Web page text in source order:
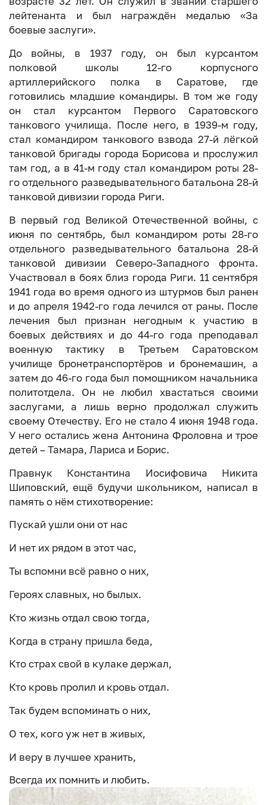
лейтенанта и был награждён медалью «За
боевые заслуги».
До войны, в 1937 году, он был курсантом
полковой школы 12-го корпусного
артиллерийского полка в Саратове, где
готовились младшие командиры. В том же году
он стал курсантом Первого Саратовского
танкового училища. После него, в 1939-м году,
стал командиром танкового взвода 27-й лёгкой
танковой бригады города Борисова и прослужил
там год, а в 41-м году стал командиром роты 28-
го отдельного разведывательного батальона 28-й
танковой дивизии города Риги.
В первый год Великой Отечественной войны, с
июня по сентябрь, был командиром роты 28-го
отдельного разведывательного батальона 28-й
танковой дивизии Северо-Западного фронта.
Участвовал в боях близ города Риги. 11 сентября
1941 года во время одного из штурмов был ранен
и до апреля 1942-го года лечился от раны. После
лечения был признан негодным к участию в
боевых действиях и до 44-го года преподавал
военную тактику в Третьем Саратовском
училище бронетранспортёров и бронемашин, а
затем до 46-го года был помощником начальника
политотдела. Он не любил хвастаться своими
заслугами, а лишь верно продолжал служить
своему Отечеству. Его не стало 4 июня 1948 года.
У него остались жена Антонина Фроловна и трое
детей – Тамара, Лариса и Борис.
Правнук Константина Иосифовича Никита
Шиповский, ещё будучи школьником, написал в
память о нём стихотворение:
Пускай ушли они от нас
И нет их рядом в этот час,
Ты вспомни всё равно о них,
Героях славных, но былых.
Кто жизнь отдал свою тогда,
Когда в страну пришла беда,
Кто страх свой в кулаке держал,
Кто кровь пролил и кровь отдал.
Так будем вспоминать о них,
О тех, кого уж нет в живых,
И веру в лучшее хранить,
Всегда их помнить и любить.